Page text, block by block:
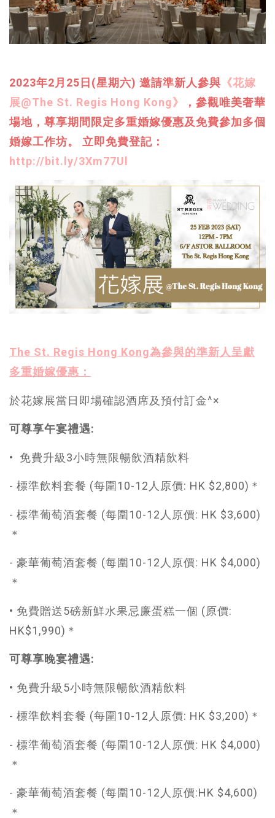
2023年2月25日(星期六) 邀請準新人參與 《花嫁
展@The St. Regis Hong Kong》
， 參觀唯美奢華
場地，尊享期間限定多重婚嫁優惠及免費參加多個
婚嫁工作坊。 立即免費登記：
http://bit.ly/3Xm77Ul
The St. Regis Hong Kong為參與的準新人呈獻
多重婚嫁優惠：
於花嫁展當日即場確認酒席及預付訂金^×
可尊享午宴禮遇:
• 免費升級3小時無限暢飲酒精飲料
- 標準飲料套餐 (每圍10-12人原價: HK $2,800)＊
- 標準葡萄酒套餐 (每圍10-12人原價: HK $3,600)
＊
- 豪華葡萄酒套餐 (每圍10-12人原價: HK $4,000)
＊
• 免費贈送5磅新鮮水果忌廉蛋糕一個 (原價:
HK$1,990)＊
可尊享晚宴禮遇:
• 免費升級5小時無限暢飲酒精飲料
- 標準飲料套餐 (每圍10-12人原價: HK $3,200)＊
- 標準葡萄酒套餐 (每圍10-12人原價: HK $4,000)
＊
- 豪華葡萄酒套餐 (每圍10-12人原價:HK $4,600)
＊